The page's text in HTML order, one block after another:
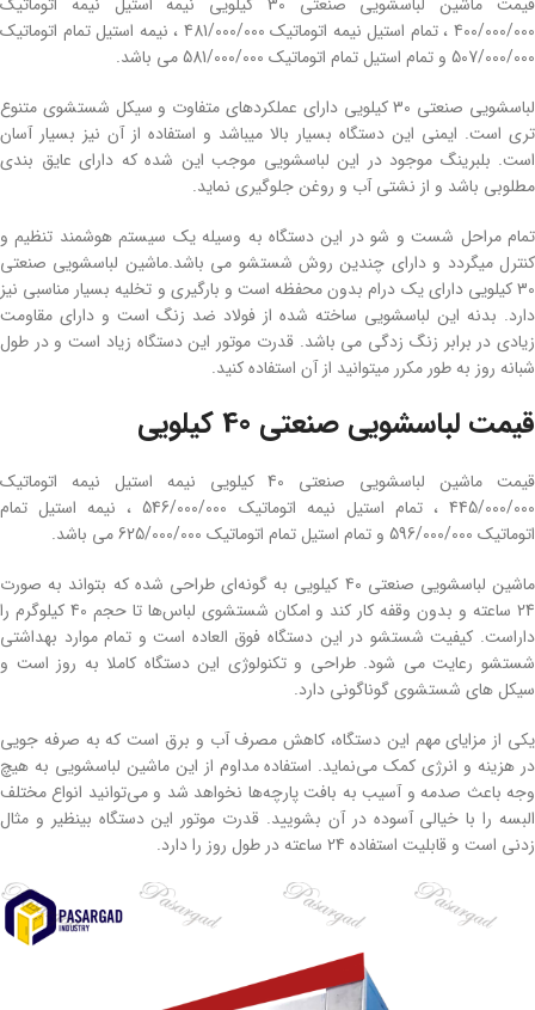
400/000/000 ، تمام استیل نیمه اتوماتیک 481/000/000 ، نیمه استیل تمام اتوماتیک
507/000/000 و تمام استیل تمام اتوماتیک 581/000/000 می باشد.
لباسشویی صنعتی 30 کیلویی دارای عملکردهای متفاوت و سیکل شستشوی متنوع
تری است. ایمنی این دستگاه بسیار بالا میباشد و استفاده از آن نیز بسیار آسان
است. بلبرینگ موجود در این لباسشویی موجب این شده که دارای عایق بندی
مطلوبی باشد و از نشتی آب و روغن جلوگیری نماید.
تمام مراحل شست و شو در این دستگاه به وسیله یک سیستم هوشمند تنظیم و
کنترل میگردد و دارای چندین روش شستشو می باشد.ماشین لباسشویی صنعتی
30 کیلویی دارای یک درام بدون محفظه است و بارگیری و تخلیه بسیار مناسبی نیز
دارد. بدنه این لباسشویی ساخته شده از فولاد ضد زنگ است و دارای مقاومت
زیادی در برابر زنگ زدگی می باشد. قدرت موتور این دستگاه زیاد است و در طول
شبانه روز به طور مکرر میتوانید از آن استفاده کنید.
قیمت لباسشویی صنعتی 40 کیلویی
قیمت ماشین لباسشویی صنعتی 40 کیلویی نیمه استیل نیمه اتوماتیک
445/000/000 ، تمام استیل نیمه اتوماتیک 546/000/000 ، نیمه استیل تمام
اتوماتیک 596/000/000 و تمام استیل تمام اتوماتیک 625/000/000 می باشد.
ماشین لباسشویی صنعتی 40 کیلویی به گونه‌ای طراحی شده که بتواند به صورت
24 ساعته و بدون وقفه کار کند و امکان شستشوی لباس‌ها تا حجم 40 کیلوگرم را
داراست. کیفیت شستشو در این دستگاه فوق العاده است و تمام موارد بهداشتی
شستشو رعایت می شود. طراحی و تکنولوژی این دستگاه کاملا به روز است و
سیکل های شستشوی گوناگونی دارد.
یکی از مزایای مهم این دستگاه، کاهش مصرف آب و برق است که به صرفه جویی
در هزینه و انرژی کمک می‌نماید. استفاده مداوم از این ماشین لباسشویی به هیچ
وجه باعث صدمه و آسیب به بافت پارچه‌ها نخواهد شد و می‌توانید انواع مختلف
البسه را با خیالی آسوده در آن بشویید. قدرت موتور این دستگاه بینظیر و مثال
زدنی است و قابلیت استفاده 24 ساعته در طول روز را دارد.